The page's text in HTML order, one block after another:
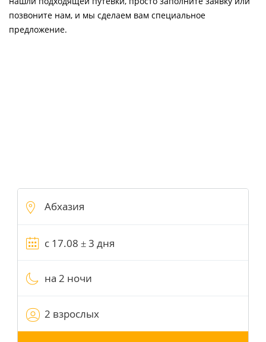
позвоните нам, и мы сделаем вам специальное
предложение.
на 2 ночи
2 взрослых